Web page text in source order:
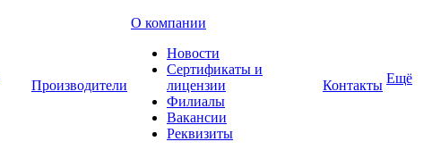
Производители
О компании
Новости
Сертификаты и
лицензии
Филиалы
Вакансии
Реквизиты
Контакты Ещё